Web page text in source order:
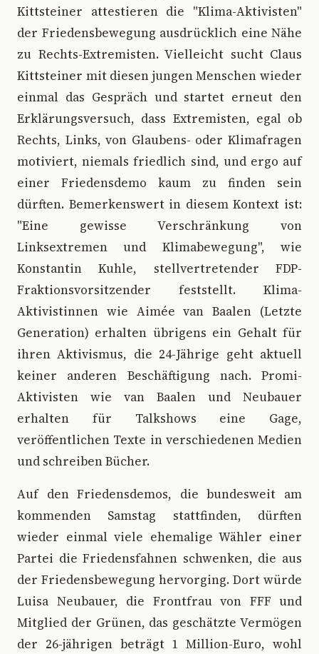
Kittsteiner attestieren die "Klima-Aktivisten"
der Friedensbewegung ausdrücklich eine Nähe
zu Rechts-Extremisten. Vielleicht sucht Claus
Kittsteiner mit diesen jungen Menschen wieder
einmal das Gespräch und startet erneut den
Erklärungsversuch, dass Extremisten, egal ob
Rechts, Links, von Glaubens- oder Klimafragen
motiviert, niemals friedlich sind, und ergo auf
einer Friedensdemo kaum zu finden sein
dürften. Bemerkenswert in diesem Kontext ist:
"Eine gewisse Verschränkung von
Linksextremen und Klimabewegung", wie
Konstantin Kuhle, stellvertretender FDP-
Fraktionsvorsitzender feststellt. Klima-
Aktivistinnen wie Aimée van Baalen (Letzte
Generation) erhalten übrigens ein Gehalt für
ihren Aktivismus, die 24-Jährige geht aktuell
keiner anderen Beschäftigung nach. Promi-
Aktivisten wie van Baalen und Neubauer
erhalten für Talkshows eine Gage,
veröffentlichen Texte in verschiedenen Medien
und schreiben Bücher.
Auf den Friedensdemos, die bundesweit am
kommenden Samstag stattfinden, dürften
wieder einmal viele ehemalige Wähler einer
Partei die Friedensfahnen schwenken, die aus
der Friedensbewegung hervorging. Dort würde
Luisa Neubauer, die Frontfrau von FFF und
Mitglied der Grünen, das geschätzte Vermögen
der 26-jährigen beträgt 1 Million-Euro, wohl